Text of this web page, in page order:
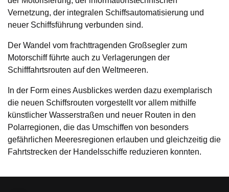
Vernetzung, der integralen Schiffsautomatisierung und
neuer Schiffsführung verbunden sind.
Der Wandel vom frachttragenden Großsegler zum
Motorschiff führte auch zu Verlagerungen der
Schifffahrtsrouten auf den Weltmeeren.
In der Form eines Ausblickes werden dazu exemplarisch
die neuen Schiffsrouten vorgestellt vor allem mithilfe
künstlicher Wasserstraßen und neuer Routen in den
Polarregionen, die das Umschiffen von besonders
gefährlichen Meeresregionen erlauben und gleichzeitig die
Fahrtstrecken der Handelsschiffe reduzieren konnten.